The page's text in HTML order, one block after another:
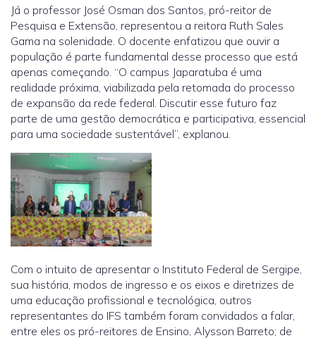
Já o professor José Osman dos Santos, pró-reitor de
Pesquisa e Extensão, representou a reitora Ruth Sales
Gama na solenidade. O docente enfatizou que ouvir a
população é parte fundamental desse processo que está
apenas começando. “O campus Japaratuba é uma
realidade próxima, viabilizada pela retomada do processo
de expansão da rede federal. Discutir esse futuro faz
parte de uma gestão democrática e participativa, essencial
para uma sociedade sustentável”, explanou.
Com o intuito de apresentar o Instituto Federal de Sergipe,
sua história, modos de ingresso e os eixos e diretrizes de
uma educação profissional e tecnológica, outros
representantes do IFS também foram convidados a falar,
entre eles os pró-reitores de Ensino, Alysson Barreto; de